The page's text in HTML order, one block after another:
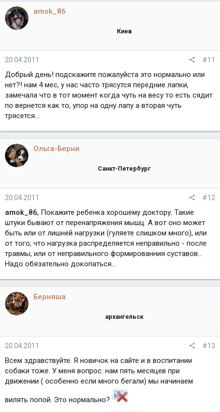
amok_86
Киев
20.04.2011 #11
Добрый день! подскажите пожалуйста это нормально или
нет?! нам 4 мес, у нас часто трясутся передние лапки,
замечала что в тот момент когда чуть на весу то есть сядит
по вернется как то, упор на одну лапу а вторая чуть
трясется...
Ольга-Берни
Санкт-Петербург
20.04.2011 #12
amok_86, Покажите ребенка хорошему доктору. Такие
штуки бывают от перенапряжения мышц. А вот оно может
быть или от лишней нагрузки (гуляете слишком много), или
от того, что нагрузка распределяется неправильно - после
травмы, или от неправильного формированния суставов...
Надо обязательно докопаться...
Берняша
архангельск
20.04.2011 #13
Всем здравствуйте. Я новичок на сайте и в воспитании
собаки тоже. У меня вопрос: нам пять месяцев при
движении ( особенно если много бегали) мы начинаем
вилять попой. Это нормально?